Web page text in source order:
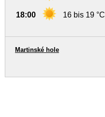
18:00 16 bis 19 °C
Martinské hole